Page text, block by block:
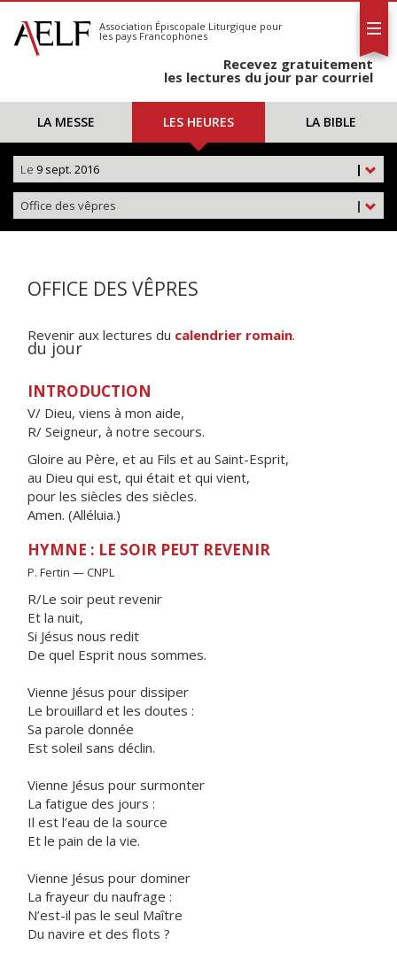
S'abonner
Calendrier
Association Épiscopale Liturgique pour
les pays Francophones
Recevez gratuitement
les lectures du jour par courriel
LA MESSE LES HEURES LA BIBLE
|
Le 9 sept. 2016
|
Office des vêpres
OFFICE DES VÊPRES
Revenir aux lectures du calendrier romain.
du jour
INTRODUCTION
V/ Dieu, viens à mon aide,
R/ Seigneur, à notre secours.
Gloire au Père, et au Fils et au Saint-Esprit,
au Dieu qui est, qui était et qui vient,
pour les siècles des siècles.
Amen. (Alléluia.)
HYMNE : LE SOIR PEUT REVENIR
P. Fertin — CNPL
R/Le soir peut revenir
Et la nuit,
Si Jésus nous redit
De quel Esprit nous sommes.
Vienne Jésus pour dissiper
Le brouillard et les doutes :
Sa parole donnée
Est soleil sans déclin.
Vienne Jésus pour surmonter
La fatigue des jours :
Il est l’eau de la source
Et le pain de la vie.
Vienne Jésus pour dominer
La frayeur du naufrage :
N’est-il pas le seul Maître
Du navire et des flots ?